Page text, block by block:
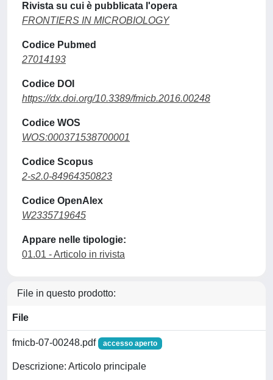
Rivista su cui è pubblicata l'opera
FRONTIERS IN MICROBIOLOGY
Codice Pubmed
27014193
Codice DOI
https://dx.doi.org/10.3389/fmicb.2016.00248
Codice WOS
WOS:000371538700001
Codice Scopus
2-s2.0-84964350823
Codice OpenAlex
W2335719645
Appare nelle tipologie:
01.01 - Articolo in rivista
File in questo prodotto:
File
fmicb-07-00248.pdf accesso aperto
Descrizione: Articolo principale